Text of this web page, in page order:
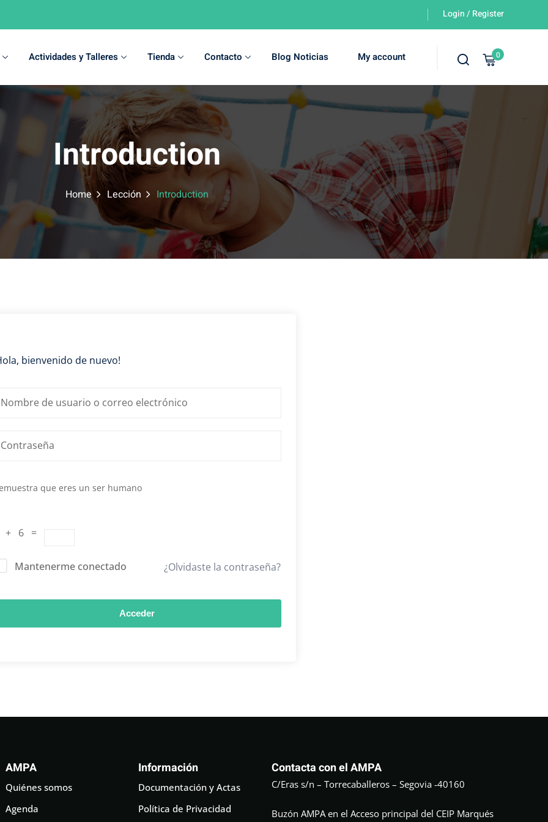
Login / Register
Actividades y Talleres Tienda Contacto Blog Noticias My account 0
Introduction
Home Lección Introduction
bienvenido de nuevo!
que eres un ser humano
+ 6 =
Mantenerme conectado ¿Olvidaste la contraseña?
Acceder
AMPA
Quiénes somos
Agenda
Información
Documentación y Actas
Política de Privacidad
Contacta con el AMPA
C/Eras s/n – Torrecaballeros – Segovia -40160
Buzón AMPA en el Acceso principal del CEIP Marqués
Sign in Sign up
Sign in
Don’t have an account? Sign up